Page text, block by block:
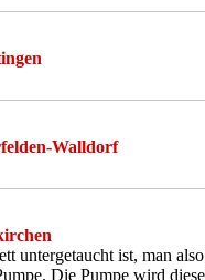
Walldorf
untergetaucht ist, man
Die Pumpe wird